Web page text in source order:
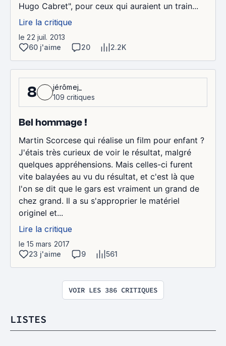
Hugo Cabret", pour ceux qui auraient un train...
Lire la critique
le 22 juil. 2013
60 j'aime
20 2.2K
8
jérômej_
109 critiques
Bel hommage !
Martin Scorcese qui réalise un film pour enfant ?
J'étais très curieux de voir le résultat, malgré
quelques appréhensions. Mais celles-ci furent
vite balayées au vu du résultat, et c'est là que
l'on se dit que le gars est vraiment un grand de
chez grand. Il a su s'approprier le matériel
originel et...
Lire la critique
le 15 mars 2017
23 j'aime
9 561
VOIR LES 386 CRITIQUES
LISTES